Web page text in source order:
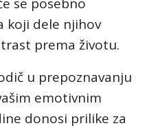
koji dele njihov
prema životu.
u prepoznavanju
emotivnim
donosi prilike za